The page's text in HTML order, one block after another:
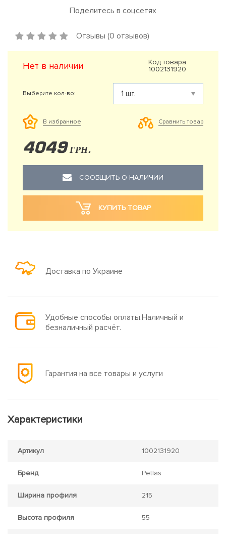
Поделитесь в соцсетях
Отзывы (0 отзывов)
Нет в наличии
Код товара:
1002131920
Выберите кол-во:
В избранное Сравнить товар
4049 ГРН.
СООБЩИТЬ О НАЛИЧИИ
КУПИТЬ ТОВАР
Доставка по Украине
Удобные способы оплаты.Наличный и
безналичный расчёт.
Гарантия на все товары и услуги
Характеристики
Артикул 1002131920
Бренд Petlas
Ширина профиля 215
Высота профиля 55